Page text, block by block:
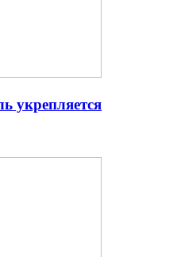
укрепляется